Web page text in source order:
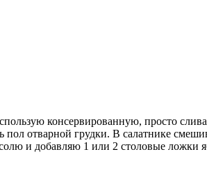
консервированную, просто
отварной грудки. В салатнике
и добавляю 1 или 2 столовые ложки